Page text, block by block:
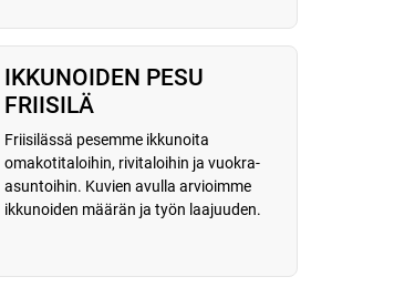
IKKUNOIDEN PESU
FRIISILÄ
Friisilässä pesemme ikkunoita
omakotitaloihin, rivitaloihin ja vuokra-
asuntoihin. Kuvien avulla arvioimme
ikkunoiden määrän ja työn laajuuden.